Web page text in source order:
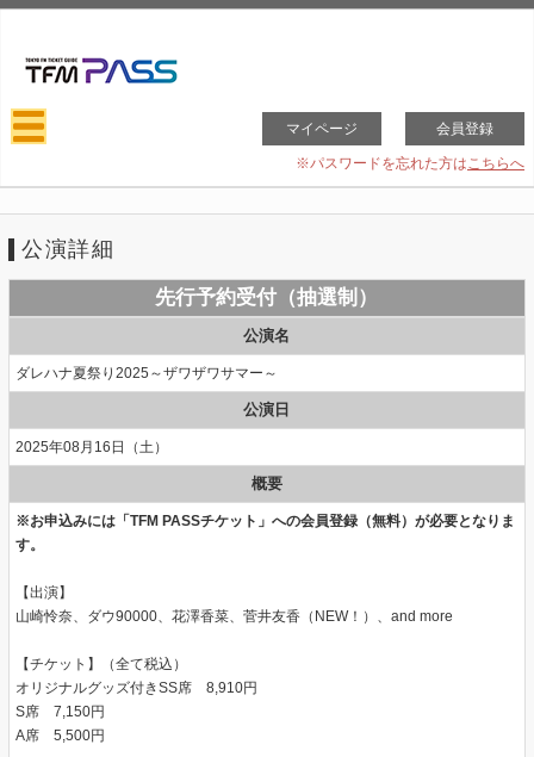
マイページ 会員登録
※パスワードを忘れた方はこちらへ
公演詳細
先行予約受付（抽選制）
公演名
ダレハナ夏祭り2025～ザワザワサマー～
公演日
2025年08月16日（土）
概要
※お申込みには「TFM PASSチケット」への会員登録（無料）が必要となりま
す。
【出演】
山崎怜奈、ダウ90000、花澤香菜、菅井友香（NEW！）、and more
【チケット】（全て税込）
オリジナルグッズ付きSS席 8,910円
S席 7,150円
A席 5,500円